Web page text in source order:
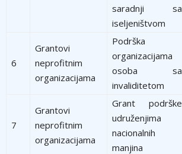
saradnji sa
iseljeništvom
6
Grantovi
neprofitnim
organizacijama
Podrška
organizacijama
osoba sa
invaliditetom
7
Grantovi
neprofitnim
organizacijama
Grant podrške
udruženjima
nacionalnih
manjina